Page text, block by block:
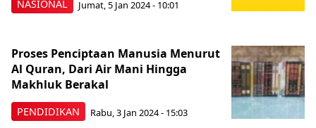
NASIONAL Jumat, 5 Jan 2024 - 10:01
PENDIDIKAN
Proses Penciptaan Manusia Menurut
Al Quran, Dari Air Mani Hingga
Makhluk Berakal
Rabu, 3 Jan 2024 - 15:03